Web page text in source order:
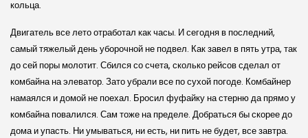
кольца.
Двигатель все лето отработал как часы. И сегодня в последний,
самый тяжелый день уборочной не подвел. Как завел в пять утра, так
до сей поры молотит. Сбился со счета, сколько рейсов сделал от
комбайна на элеватор. Зато убрали все по сухой погоде. Комбайнер
намаялся и домой не поехал. Бросил фуфайку на стерню да прямо у
комбайна повалился. Сам тоже на пределе. Добраться бы скорее до
дома и упасть. Ни умываться, ни есть, ни пить не будет, все завтра.